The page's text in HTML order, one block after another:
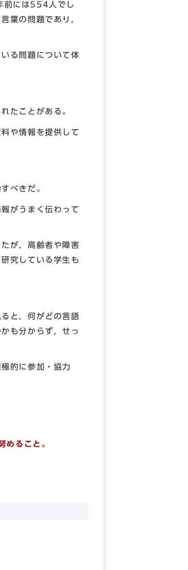
前には554人でし
葉の問題であり，
る問題について体
たことがある。
や情報を提供して
べきだ。
がうまく伝わって
が，高齢者や障害
究している学生も
と，何がどの言語
も分からず，せっ
的に参加・協力
ること。